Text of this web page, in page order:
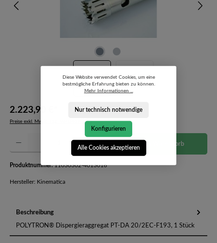
2.223,90 €*
Preise exkl. MwSt. zzgl. Versandkosten
Produkt Anzahl: Gib den gewünschten Wert ein oder benutze die Schaltflächen um die
In den Warenkorb
Produktnummer:11030302-4013016
Hersteller: Kinematica
Beschreibung
POLYTRON® Dispergieraggregat PT-DA 20/2EC-F193, 1 Stück
Diese Website verwendet Cookies, um eine
bestmögliche Erfahrung bieten zu können.
Mehr Informationen ...
Nur technisch notwendige
Konfigurieren
Alle Cookies akzeptieren